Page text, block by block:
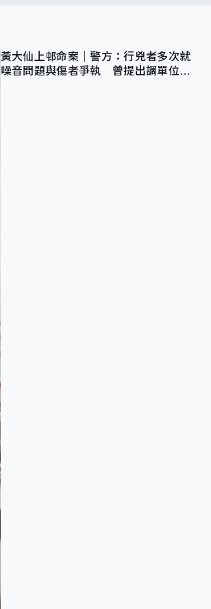
黃大仙上邨命案｜警方：行兇者多次就
噪音問題與傷者爭執 曾提出調單位已